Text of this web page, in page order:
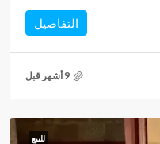
التفاصيل
للبيع